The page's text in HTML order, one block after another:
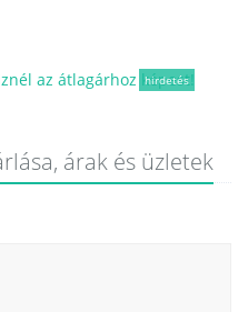
az átlagárhoz képest!
hirdetés
árak és üzletek